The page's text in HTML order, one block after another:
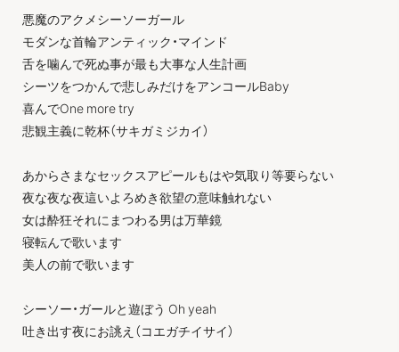
悪魔のアクメシーソーガール
モダンな首輪アンティック・マインド
舌を噛んで死ぬ事が最も大事な人生計画
シーツをつかんで悲しみだけをアンコールBaby
喜んでOne more try
悲観主義に乾杯（サキガミジカイ）
あからさまなセックスアピールもはや気取り等要らない
夜な夜な夜這いよろめき欲望の意味触れない
女は酔狂それにまつわる男は万華鏡
寝転んで歌います
美人の前で歌います
シーソー・ガールと遊ぼう Oh yeah
吐き出す夜にお誂え（コエガチイサイ）